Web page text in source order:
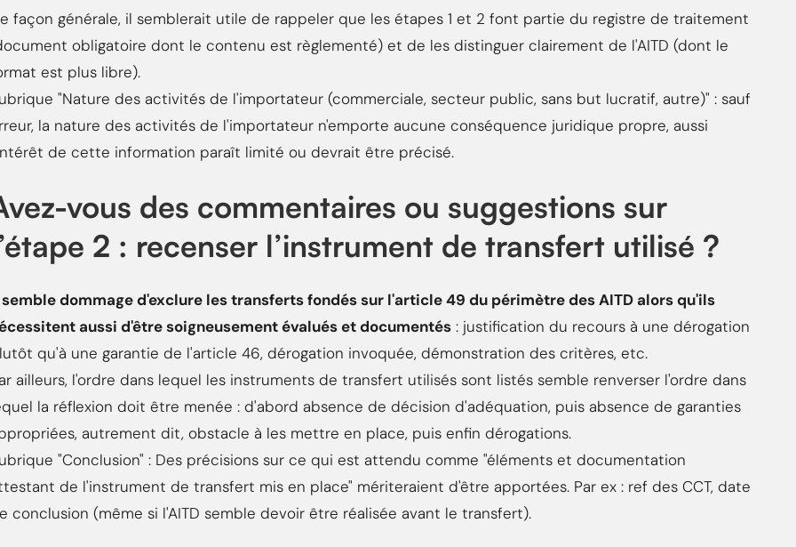
façon générale, il semblerait utile de rappeler que les étapes 1 et 2 font partie du registre de traitement
obligatoire dont le contenu est règlementé) et de les distinguer clairement de l'AITD (dont le
est plus libre).
"Nature des activités de l'importateur (commerciale, secteur public, sans but lucratif, autre)" : sauf
la nature des activités de l'importateur n'emporte aucune conséquence juridique propre, aussi
de cette information paraît limité ou devrait être précisé.
vous des commentaires ou suggestions sur
2 : recenser l’instrument de transfert utilisé ?
dommage d'exclure les transferts fondés sur l'article 49 du périmètre des AITD alors qu'ils
aussi d'être soigneusement évalués et documentés : justification du recours à une dérogation
qu'à une garantie de l'article 46, dérogation invoquée, démonstration des critères, etc.
ailleurs, l'ordre dans lequel les instruments de transfert utilisés sont listés semble renverser l'ordre dans
la réflexion doit être menée : d'abord absence de décision d'adéquation, puis absence de garanties
autrement dit, obstacle à les mettre en place, puis enfin dérogations.
"Conclusion" : Des précisions sur ce qui est attendu comme "éléments et documentation
de l'instrument de transfert mis en place" mériteraient d'être apportées. Par ex : ref des CCT, date
conclusion (même si l'AITD semble devoir être réalisée avant le transfert).